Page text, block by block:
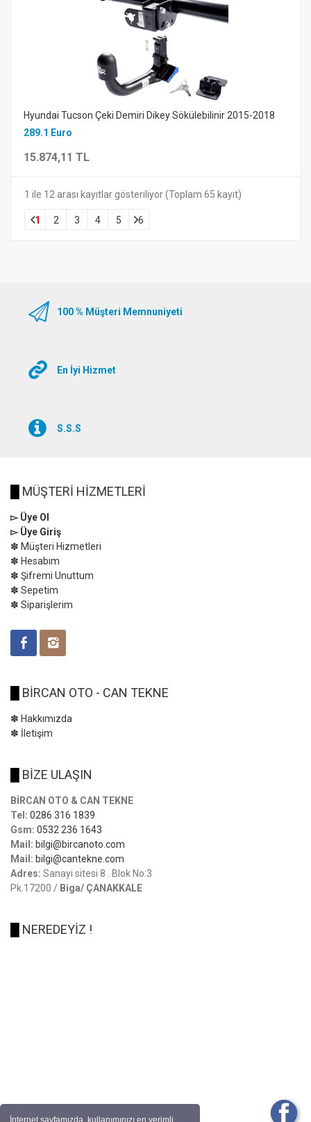
Hyundai Tucson Çeki Demiri Dikey Sökülebilinir 2015-2018
289.1 Euro
15.874,11 TL
1 ile 12 arası kayıtlar gösteriliyor (Toplam 65 kayıt)
1 2 3 4 5 6
100 % Müşteri Memnuniyeti
En İyi Hizmet
S.S.S
MÜŞTERİ HİZMETLERİ
▻ Üye Ol
▻ Üye Giriş
✽ Müşteri Hizmetleri
✽ Hesabım
✽ Şifremi Unuttum
✽ Sepetim
✽ Siparişlerim
BİRCAN OTO - CAN TEKNE
✽ Hakkımızda
✽ İletişim
BİZE ULAŞIN
BİRCAN OTO & CAN TEKNE
Tel: 0286 316 1839
Gsm: 0532 236 1643
Mail: bilgi@bircanoto.com
Mail: bilgi@cantekne.com
Adres: Sanayi sitesi 8 . Blok No:3
Pk.17200 / Biga/ ÇANAKKALE
NEREDEYİZ !